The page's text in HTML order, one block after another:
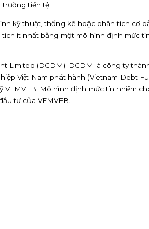
trường tiền tệ.
kỹ thuật, thống kê hoặc phân tích cơ
ít nhất bằng một mô hình định mức
Limited (DCDM). DCDM là công ty
Việt Nam phát hành (Vietnam Debt
Mô hình định mức tín nhiệm
tư của VFMVFB.